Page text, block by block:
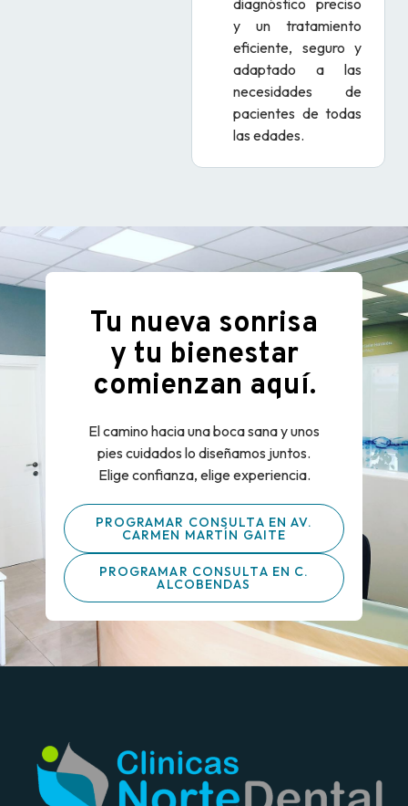
diagnóstico preciso
y un tratamiento
eficiente, seguro y
adaptado a las
necesidades de
pacientes de todas
las edades.
Tu nueva sonrisa
y tu bienestar
comienzan aquí.
El camino hacia una boca sana y unos
pies cuidados lo diseñamos juntos.
Elige confianza, elige experiencia.
PROGRAMAR CONSULTA EN AV.
CARMEN MARTÍN GAITE
PROGRAMAR CONSULTA EN C.
ALCOBENDAS